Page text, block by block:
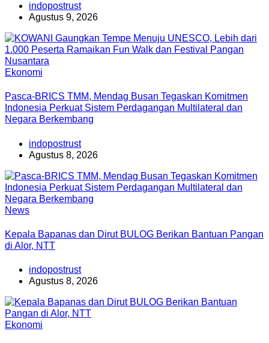
indopostrust
Agustus 9, 2026
Ekonomi
Pasca-BRICS TMM, Mendag Busan Tegaskan Komitmen
Indonesia Perkuat Sistem Perdagangan Multilateral dan
Negara Berkembang
indopostrust
Agustus 8, 2026
News
Kepala Bapanas dan Dirut BULOG Berikan Bantuan Pangan
di Alor, NTT
indopostrust
Agustus 8, 2026
Ekonomi